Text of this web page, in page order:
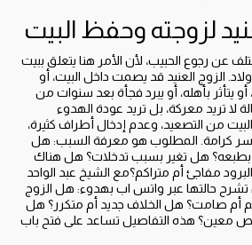
لزوجته وحفظ البيت
عن رجوع الحبيب، لأن الأمر هنا يتعلق ببيت
الزوج العنيد قد يصمت داخل البيت، أو
أو يتأثر بأهله، أو يبرد فجأة بعد سنوات من
لا تريد معركة، بل تريد عودة الهدوء
من التصعيد، وعدم إدخال أطراف كثيرة،
كرامة. المطلوب هو معرفة السبب: هل
بطبعه؟ هل تغير بسبب تدخلات؟ هل هناك
مفاجئ أم متراكم؟مع الشيخ عبد الواحد
حالتها عبر واتس اب بهدوء: هل الزوج
أم صامت؟ هل الخلاف جديد أم متكرر؟ هل
معين؟ هذه التفاصيل تساعد على فتح باب